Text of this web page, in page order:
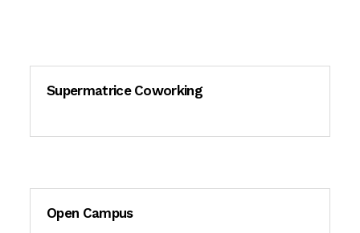
Supermatrice Coworking
Open Campus